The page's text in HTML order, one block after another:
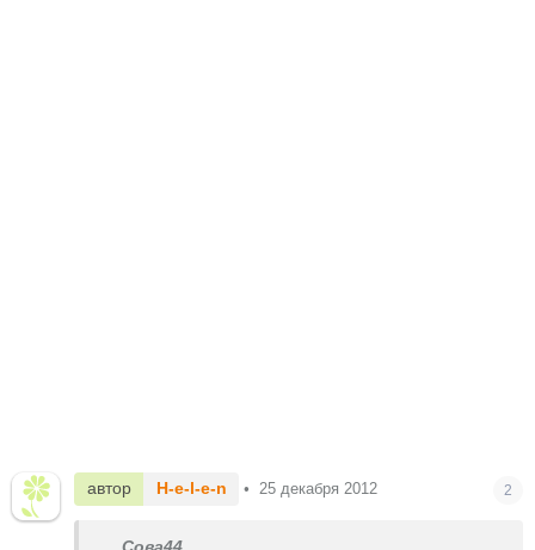
автор H-e-l-e-n • 25 декабря 2012 2